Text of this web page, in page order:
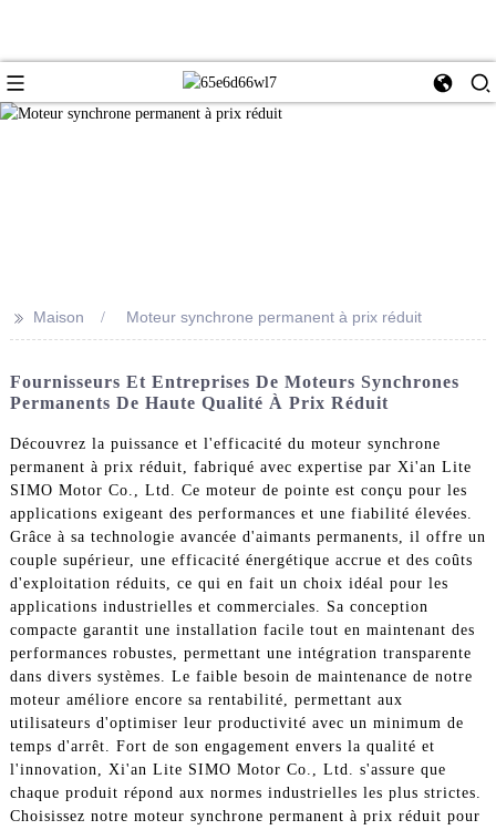
>> Maison Moteur synchrone permanent à prix réduit
Fournisseurs Et Entreprises De Moteurs Synchrones
Permanents De Haute Qualité À Prix Réduit
Découvrez la puissance et l'efficacité du moteur synchrone
permanent à prix réduit, fabriqué avec expertise par Xi'an Lite
SIMO Motor Co., Ltd. Ce moteur de pointe est conçu pour les
applications exigeant des performances et une fiabilité élevées.
Grâce à sa technologie avancée d'aimants permanents, il offre un
couple supérieur, une efficacité énergétique accrue et des coûts
d'exploitation réduits, ce qui en fait un choix idéal pour les
applications industrielles et commerciales. Sa conception
compacte garantit une installation facile tout en maintenant des
performances robustes, permettant une intégration transparente
dans divers systèmes. Le faible besoin de maintenance de notre
moteur améliore encore sa rentabilité, permettant aux
utilisateurs d'optimiser leur productivité avec un minimum de
temps d'arrêt. Fort de son engagement envers la qualité et
l'innovation, Xi'an Lite SIMO Motor Co., Ltd. s'assure que
chaque produit répond aux normes industrielles les plus strictes.
Choisissez notre moteur synchrone permanent à prix réduit pour